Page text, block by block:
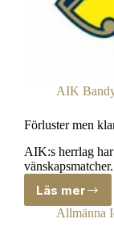
AIK
Förluster men
AIK:s herrlag
Läs mer
men
Allmänna